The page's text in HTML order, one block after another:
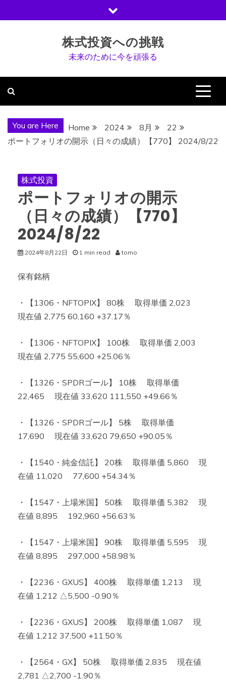
to
株式投資への挑戦
未来のために今を頑張る
You are Here Home 2024 8月
22
ポートフォリオの開示（日々の成績）【770】 2024/8/22
株式投資
ポートフォリオの開示
（日々の成績）【770】
2024/8/22
2024年8月22日 1 min read tomo
保有銘柄
・【1306・NFTOPIX】 80株 取得単価 2,023
現在値 2,775 60,160 +37.17％
・【1306・NFTOPIX】 100株 取得単価 2,003
現在値 2,775 55,600 +25.06％
・【1326・SPDRゴール】 10株 取得単価
22,465 現在値 33,620 111,550 +49.66％
・【1326・SPDRゴール】 5株 取得単価
17,690 現在値 33,620 79,650 +90.05％
・【1540・純金信託】 20株 取得単価 5,860 現
在値 11,020 77,600 +54.34％
・【1547・上場米国】 50株 取得単価 5,382 現
在値 8,895 192,960 +56.63％
・【1547・上場米国】 90株 取得単価 5,595 現
在値 8,895 297,000 +58.98％
・【2236・GXUS】 400株 取得単価 1,213 現
在値 1,212 △5,500 -0.90％
・【2236・GXUS】 200株 取得単価 1,087 現
在値 1,212 37,500 +11.50％
・【2564・GX】 50株 取得単価 2,835 現在値
2,781 △2,700 -1.90％